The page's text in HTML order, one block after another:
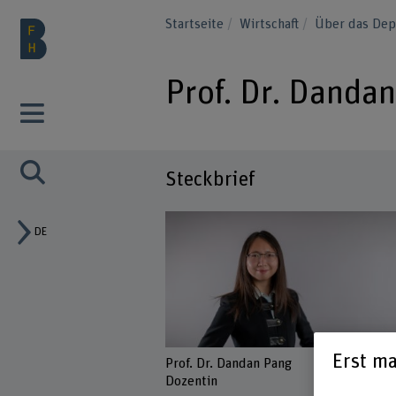
DE
Startseite Wirtschaft Über das
Prof. Dr.
Steckbrief
Prof. Dr. Dandan Pang
Dozentin
Erst